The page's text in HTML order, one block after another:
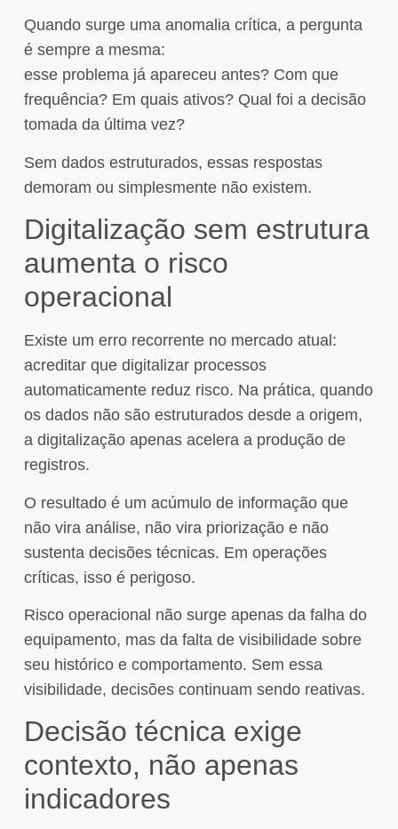
Quando surge uma anomalia crítica, a pergunta
é sempre a mesma:
esse problema já apareceu antes? Com que
frequência? Em quais ativos? Qual foi a decisão
tomada da última vez?
Sem dados estruturados, essas respostas
demoram ou simplesmente não existem.
Digitalização sem estrutura
aumenta o risco
operacional
Existe um erro recorrente no mercado atual:
acreditar que digitalizar processos
automaticamente reduz risco. Na prática, quando
os dados não são estruturados desde a origem,
a digitalização apenas acelera a produção de
registros.
O resultado é um acúmulo de informação que
não vira análise, não vira priorização e não
sustenta decisões técnicas. Em operações
críticas, isso é perigoso.
Risco operacional não surge apenas da falha do
equipamento, mas da falta de visibilidade sobre
seu histórico e comportamento. Sem essa
visibilidade, decisões continuam sendo reativas.
Decisão técnica exige
contexto, não apenas
indicadores